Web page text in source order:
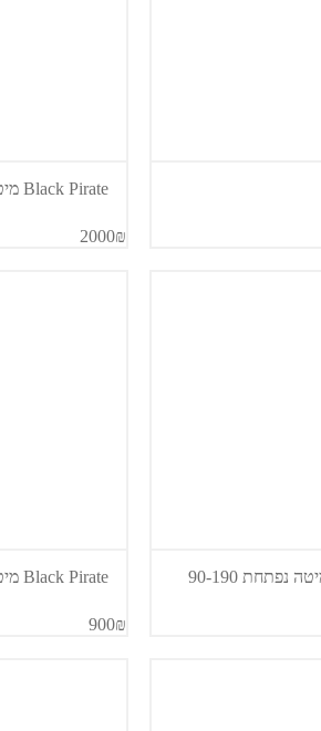
Black Pirate מיטה וחצי
2000₪
Black Pirate מיטה נשלפת 180-90
900₪